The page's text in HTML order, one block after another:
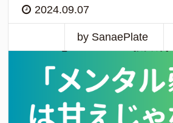
2024.09.07
by SanaePlate